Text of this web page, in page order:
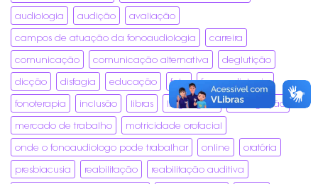
audiologia
audição
avaliação
campos de atuação da fonoaudiologia
carreira
comunicação
comunicação alternativa
deglutição
dicção
disfagia educação fala
fonoaudiologia
fonoterapia
inclusão libras linguagem
mastigação
mercado de trabalho
motricidade orofacial
onde o fonoaudiologo pode trabalhar
online
oratória
presbiacusia
reabilitação
reabilitação auditiva